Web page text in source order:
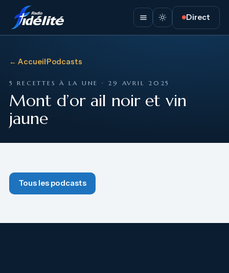
Direct
← Accueil·Podcasts
5 RECETTES À LA UNE · 29 AVRIL 2025
Mont d’or ail noir et vin
jaune
Tous les podcasts